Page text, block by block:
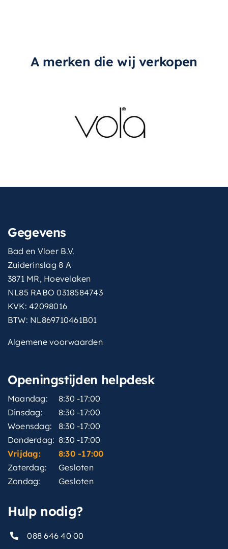
A merken die wij verkopen
Gegevens
Bad en Vloer B.V.
Zuiderinslag 8 A
3871 MR, Hoevelaken
NL85 RABO 0318584743
KVK: 42098016
BTW: NL869710461B01
Algemene voorwaarden
Openingstijden helpdesk
Maandag:
8:30 -17:00
Dinsdag:
8:30 -17:00
Woensdag:
8:30 -17:00
Donderdag: 8:30 -17:00
Vrijdag:
8:30 -17:00
Zaterdag:
Gesloten
Zondag:
Gesloten
Hulp nodig?
088 646 40 00